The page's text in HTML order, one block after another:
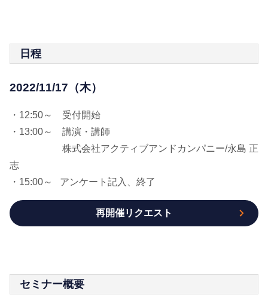
日程
2022/11/17（木）
・12:50～ 受付開始
・13:00～ 講演・講師
株式会社アクティブアンドカンパニー/永島 正
志
・15:00～ アンケート記入、終了
再開催リクエスト
セミナー概要